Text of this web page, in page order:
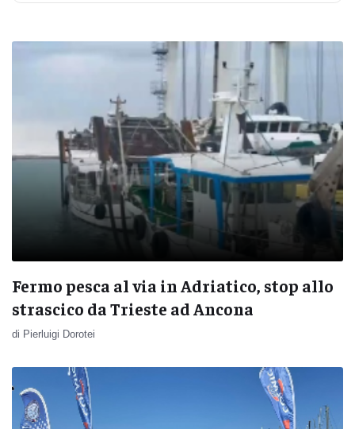
Fermo pesca al via in Adriatico, stop allo
strascico da Trieste ad Ancona
di Pierluigi Dorotei